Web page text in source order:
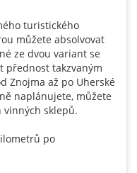
turistického
můžete absolvovat
ze dvou variant se
přednost takzvaným
Znojma až po Uherské
naplánujete, můžete
sklepů.
po